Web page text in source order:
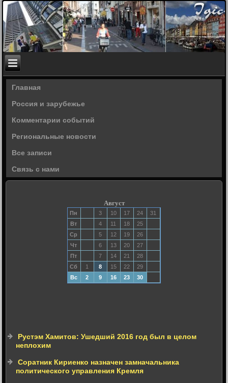
Главная
Россия и зарубежье
Комментарии событий
Региональные новости
Все записи
Связь с нами
Август
Пн 3 10 17 24
31
Вт
4 11 18
25
Ср
5 12 19
26
Чт
6 13 20
27
Пт
7 14 21
28
Сб
1 8 15 22
29
Вс
2 9 16 23 30
Рустэм Хамитов: Ушедший 2016 год был в целом
неплохим
Соратник Кириенко назначен замначальника
политического управления Кремля